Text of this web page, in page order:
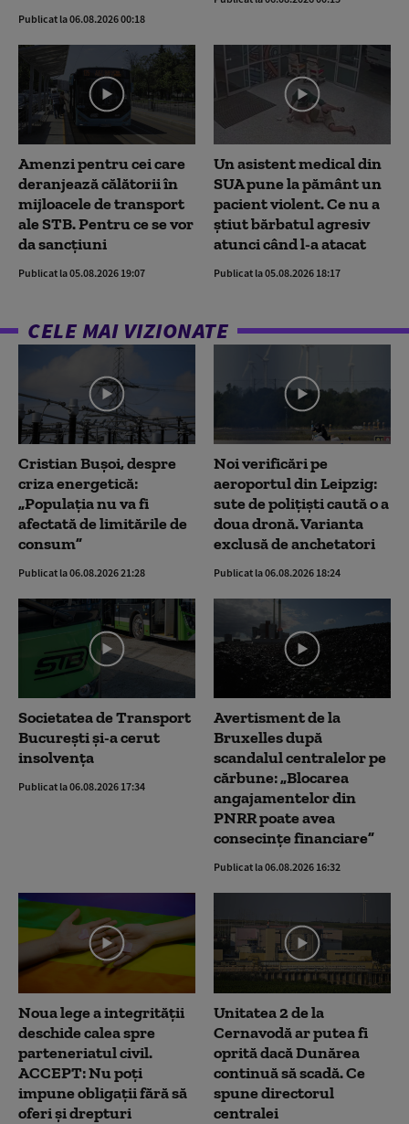
Publicat la 06.08.2026 00:18
Amenzi pentru cei care
deranjează călătorii în
mijloacele de transport
ale STB. Pentru ce se vor
da sancțiuni
Publicat la 05.08.2026 19:07
Un asistent medical din
SUA pune la pământ un
pacient violent. Ce nu a
știut bărbatul agresiv
atunci când l-a atacat
Publicat la 05.08.2026 18:17
CELE MAI VIZIONATE
Cristian Bușoi, despre
criza energetică:
„Populația nu va fi
afectată de limitările de
consum”
Publicat la 06.08.2026 21:28
Noi verificări pe
aeroportul din Leipzig:
sute de polițiști caută o a
doua dronă. Varianta
exclusă de anchetatori
Publicat la 06.08.2026 18:24
Societatea de Transport
București și-a cerut
insolvența
Publicat la 06.08.2026 17:34
Avertisment de la
Bruxelles după
scandalul centralelor pe
cărbune: „Blocarea
angajamentelor din
PNRR poate avea
consecințe financiare”
Publicat la 06.08.2026 16:32
Noua lege a integrității
deschide calea spre
parteneriatul civil.
ACCEPT: Nu poți
impune obligații fără să
oferi și drepturi
Unitatea 2 de la
Cernavodă ar putea fi
oprită dacă Dunărea
continuă să scadă. Ce
spune directorul
centralei